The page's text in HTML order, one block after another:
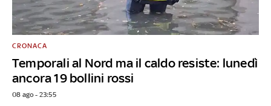
Temporali al Nord ma il caldo resiste: lunedì
ancora 19 bollini rossi
CRONACA
08 ago - 23:55